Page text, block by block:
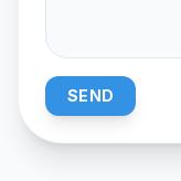
SEND